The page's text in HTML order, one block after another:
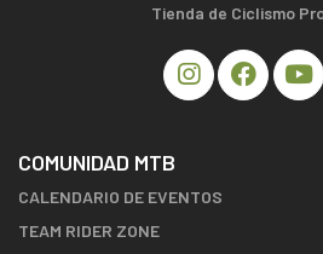
Tienda de Ciclismo
COMUNIDAD MTB
CALENDARIO DE EVENTOS
TEAM RIDER ZONE